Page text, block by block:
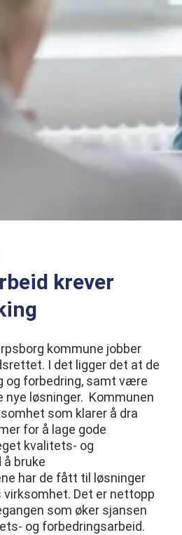
krever
kommune jobber
I det ligger det at de
og forbedring, samt være
nye løsninger. Kommunen
som klarer å dra
for å lage gode
kvalitets- og
å bruke
har de fått til løsninger
Det er nettopp
som øker sjansen
og forbedringsarbeid.